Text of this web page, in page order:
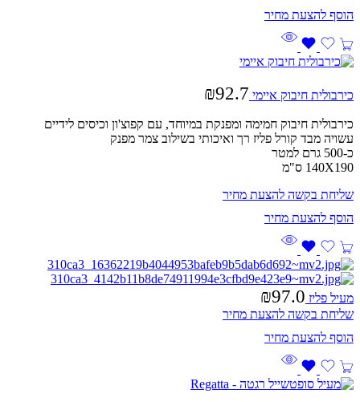
כירבולית חיבוק איימי ₪92.7
כירבולית חיבוק חמימה ומפנקת במיוחד, עם קפוצ'ון וכיסים לידיים
עשויה מבד קורל פליז רך ואיכותי בשילוב צמר מפנק
כ-500 גרם למטר
140X190 ס"מ
שליחת בקשה להצעת מחיר
מעיל פליז ₪97.0
שליחת בקשה להצעת מחיר